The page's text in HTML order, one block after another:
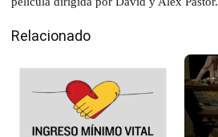
Relacionado